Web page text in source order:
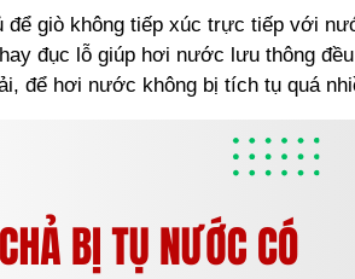
giò không tiếp xúc trực tiếp với
đục lỗ giúp hơi nước lưu thông
để hơi nước không bị tích tụ quá